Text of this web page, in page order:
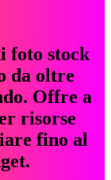
foto stock
da oltre
Offre a
risorse
fino al